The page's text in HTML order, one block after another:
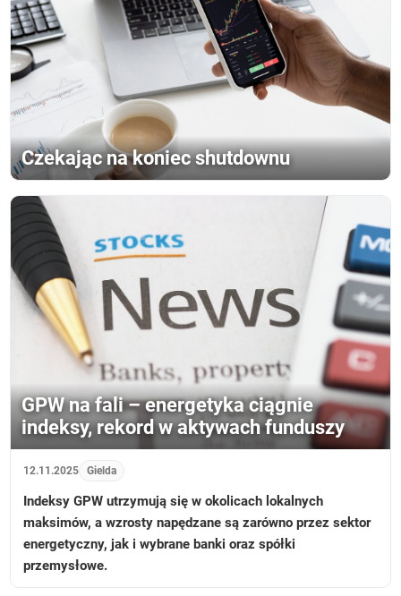
Czekając na koniec shutdownu
GPW na fali – energetyka ciągnie
indeksy, rekord w aktywach funduszy
12.11.2025 Gielda
Indeksy GPW utrzymują się w okolicach lokalnych
maksimów, a wzrosty napędzane są zarówno przez sektor
energetyczny, jak i wybrane banki oraz spółki
przemysłowe.